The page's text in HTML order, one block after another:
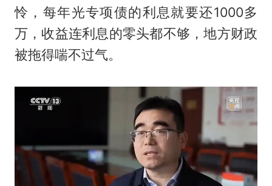
怜，每年光专项债的利息就要还1000多
万，收益连利息的零头都不够，地方财政
被拖得喘不过气。